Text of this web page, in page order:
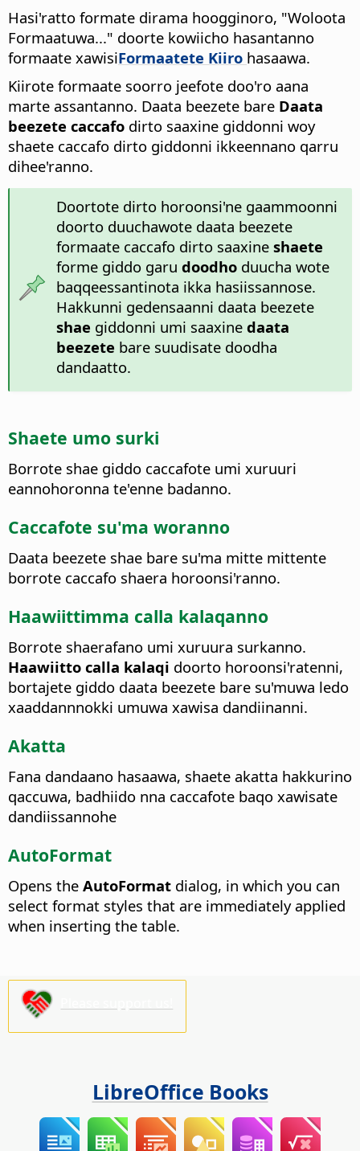
Hasi'ratto formate dirama hoogginoro, "Woloota
Formaatuwa..." doorte kowiicho hasantanno
formaate xawisiFormaatete Kiiro hasaawa.
Kiirote formaate soorro jeefote doo'ro aana
marte assantanno. Daata beezete bare Daata
beezete caccafo dirto saaxine giddonni woy
shaete caccafo dirto giddonni ikkeennano qarru
dihee'ranno.
Doortote dirto horoonsi'ne gaammoonni
doorto duuchawote daata beezete
formaate caccafo dirto saaxine shaete
forme giddo garu doodhoduucha wote
baqqeessantinota ikka hasiissannose.
Hakkunni gedensaanni daata beezete
shae giddonni umi saaxine daata
beezete bare suudisate doodha
dandaatto.
Shaete umo surki
Borrote shae giddo caccafote umi xuruuri
eannohoronna te'enne badanno.
Caccafote su'ma woranno
Daata beezete shae bare su'ma mitte mittente
borrote caccafo shaera horoonsi'ranno.
Haawiittimma calla kalaqanno
Borrote shaerafano umi xuruura surkanno.
Haawiitto calla kalaqi doorto horoonsi'ratenni,
bortajete giddo daata beezete bare su'muwa ledo
xaaddannnokki umuwa xawisa dandiinanni.
Akatta
Fana dandaano hasaawa, shaete akatta hakkurino
qaccuwa, badhiido nna caccafote baqo xawisate
dandiissannohe
AutoFormat
Opens the AutoFormat dialog, in which you can
select format styles that are immediately applied
when inserting the table.
LibreOffice Books